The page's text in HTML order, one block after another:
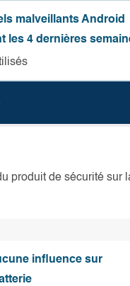
malveillants Android
les 4 dernières
produit de sécurité sur
influence sur